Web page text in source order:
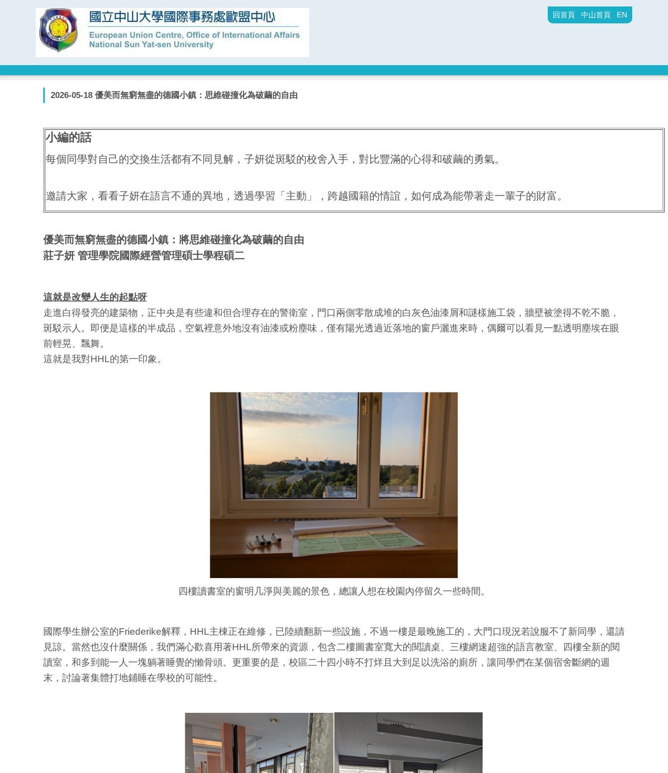
回首頁 中山首頁 EN
2026-05-18 優美而無窮無盡的德國小鎮：思維碰撞化為破繭的自由
小編的話
每個同學對自己的交換生活都有不同見解，子妍從斑駁的校舍入手，對比豐滿的心得和破繭的勇氣。
邀請大家，看看子妍在語言不通的異地，透過學習「主動」，跨越國籍的情誼，如何成為能帶著走一輩子的財富。
優美而無窮無盡的德國小鎮：將思維碰撞化為破繭的自由
莊子妍 管理學院國際經營管理碩士學程碩二
這就是改變人生的起點呀
走進白得發亮的建築物，正中央是有些違和但合理存在的警衛室，門口兩側零散成堆的白灰色油漆屑和謎樣施工袋，牆壁被塗得不乾不脆，
斑駁示人。即便是這樣的半成品，空氣裡意外地沒有油漆或粉塵味，僅有陽光透過近落地的窗戶灑進來時，偶爾可以看見一點透明塵埃在眼
前輕晃、飄舞。
這就是我對HHL的第一印象。
四樓讀書室的窗明几淨與美麗的景色，總讓人想在校園內停留久一些時間。
國際學生辦公室的Friederike解釋，HHL主棟正在維修，已陸續翻新一些設施，不過一樓是最晚施工的，大門口現況若說服不了新同學，還請
見諒。當然也沒什麼關係，我們滿心歡喜用著HHL所帶來的資源，包含二樓圖書室寬大的閱讀桌、三樓網速超強的語言教室、四樓全新的閱
讀室，和多到能一人一塊躺著睡覺的懶骨頭。更重要的是，校區二十四小時不打烊且大到足以洗浴的廁所，讓同學們在某個宿舍斷網的週
末，討論著集體打地鋪睡在學校的可能性。